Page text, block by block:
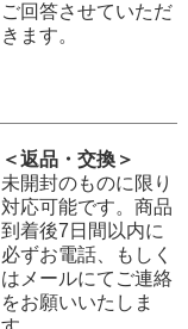
ご回答させていただ
きます。
＜返品・交換＞
未開封のものに限り
対応可能です。商品
到着後7日間以内に
必ずお電話、もしく
はメールにてご連絡
をお願いいたしま